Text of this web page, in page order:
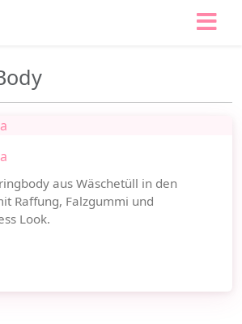
aus Wäschetüll in den
Raffung, Falzgummi und
Look.